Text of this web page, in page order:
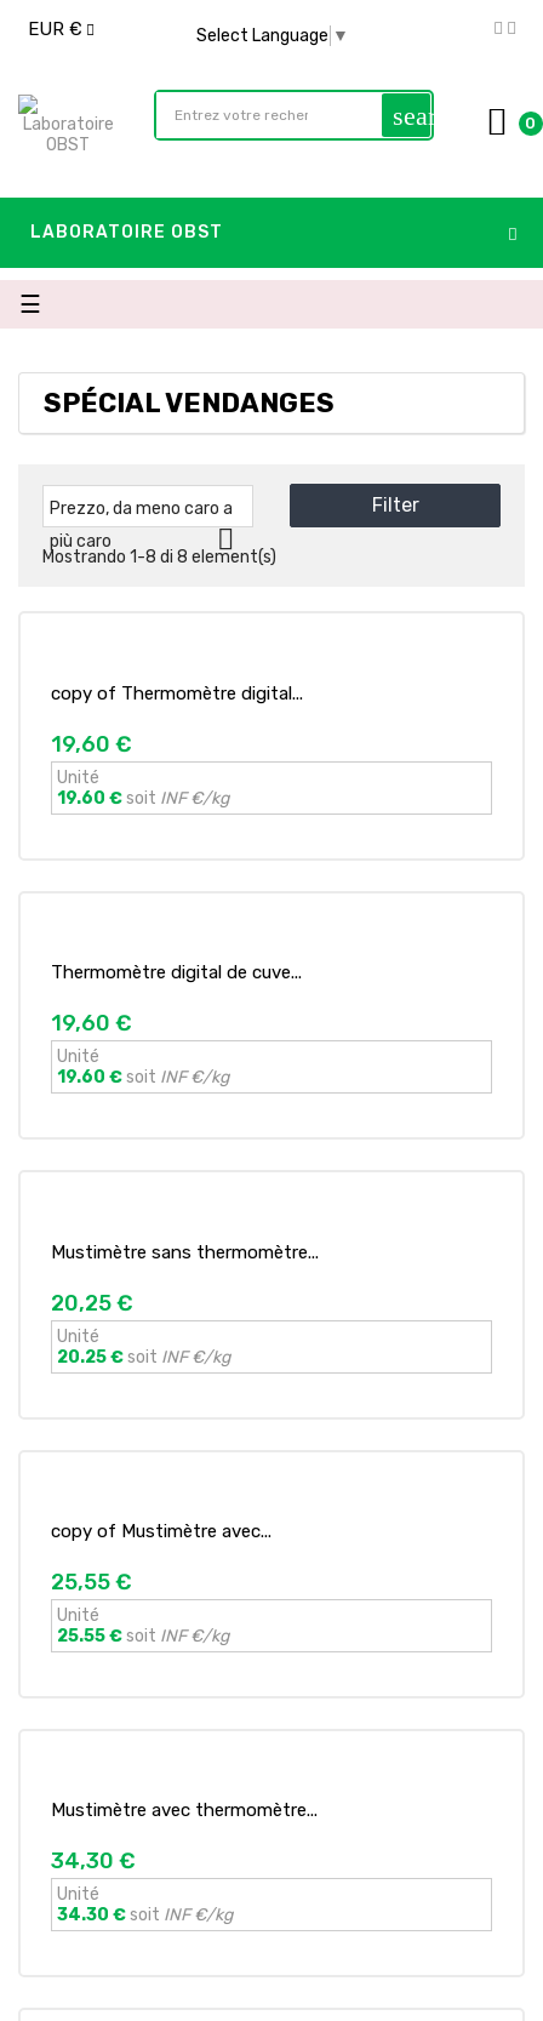
EUR € Select Language ▼
search 0
LABORATOIRE OBST
navigazione
Toggle
☰
SPÉCIAL VENDANGES
Prezzo, da meno caro a
più caro

Filter
Mostrando 1-8 di 8 element(s)
copy of Thermomètre digital...
19,60 €
Unité
19.60 €soit INF €/kg
Thermomètre digital de cuve...
19,60 €
Unité
19.60 €soit INF €/kg
Mustimètre sans thermomètre...
20,25 €
Unité
20.25 €soit INF €/kg
copy of Mustimètre avec...
25,55 €
Unité
25.55 €soit INF €/kg
Mustimètre avec thermomètre...
34,30 €
Unité
34.30 €soit INF €/kg